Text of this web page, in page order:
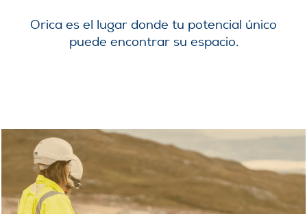
Orica es el lugar donde tu potencial único
puede encontrar su espacio.